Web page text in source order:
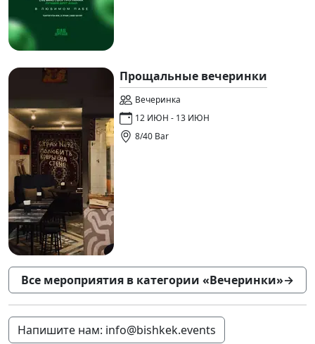
Прощальные вечеринки
Вечеринка
12 ИЮН - 13 ИЮН
8/40 Bar
Все мероприятия в категории «Вечеринки»→
Напишите нам: info@bishkek.events